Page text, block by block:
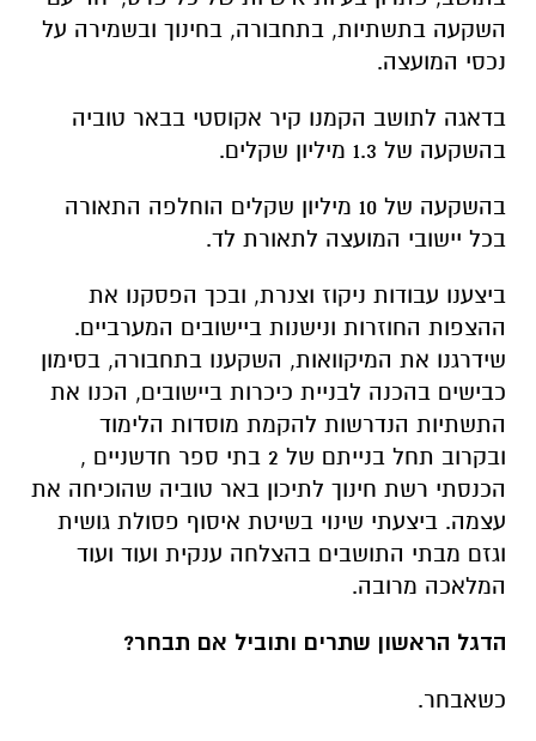
השקעה בתשתיות, בתחבורה, בחינוך ובשמירה על
נכסי המועצה.
בדאגה לתושב הקמנו קיר אקוסטי בבאר טוביה
בהשקעה של 1.3 מיליון שקלים.
בהשקעה של 10 מיליון שקלים הוחלפה התאורה
בכל יישובי המועצה לתאורת לד.
ביצענו עבודות ניקוז וצנרת, ובכך הפסקנו את
ההצפות החוזרות ונישנות ביישובים המערביים.
שידרגנו את המיקוואות, השקענו בתחבורה, בסימון
כבישים בהכנה לבניית כיכרות ביישובים, הכנו את
התשתיות הנדרשות להקמת מוסדות הלימוד
ובקרוב תחל בנייתם של 2 בתי ספר חדשניים ,
הכנסתי רשת חינוך לתיכון באר טוביה שהוכיחה את
עצמה. ביצעתי שינוי בשיטת איסוף פסולת גושית
וגזם מבתי התושבים בהצלחה ענקית ועוד ועוד
המלאכה מרובה.
הדגל הראשון שתרים ותוביל אם תבחר?
כשאבחר.